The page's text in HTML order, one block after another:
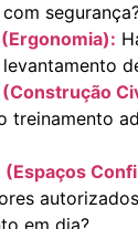
(Construção
treinamento
(Espaços